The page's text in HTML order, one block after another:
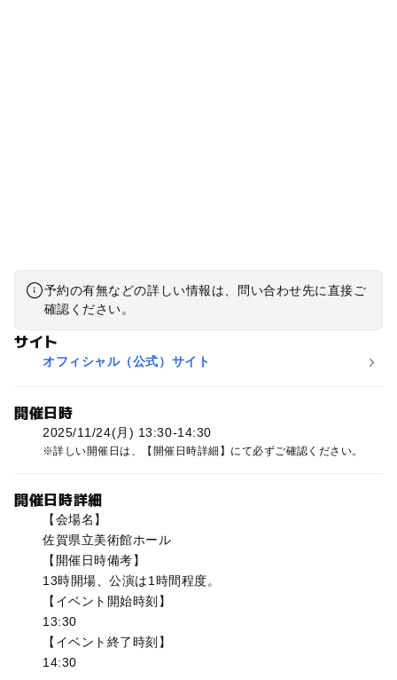
予約の有無などの詳しい情報は、問い合わせ先に直接ご
確認ください。
サイト
オフィシャル（公式）サイト
開催日時
2025/11/24(月) 13:30-14:30
詳しい開催日は、【開催日時詳細】にて必ずご確認ください。
開催日時詳細
【会場名】
佐賀県立美術館ホール
【開催日時備考】
13時開場、公演は1時間程度。
【イベント開始時刻】
13:30
【イベント終了時刻】
14:30